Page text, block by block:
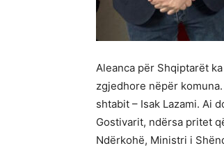
Aleanca për Shqiptarët
zgjedhore nëpër
shtabit – Isak Lazami. Ai
Gostivarit, ndërsa pritet
Ndërkohë, Ministri i